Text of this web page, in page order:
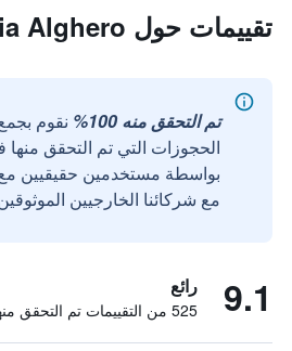
تقييمات حول B&B Vecchia Alghero
تم التحقق منه 100%
نقوم
الحجوزات التي تم التحقق منها
مع شركائنا الخارجيين
9.1 رائع
525 من التقييمات تم التحقق منها